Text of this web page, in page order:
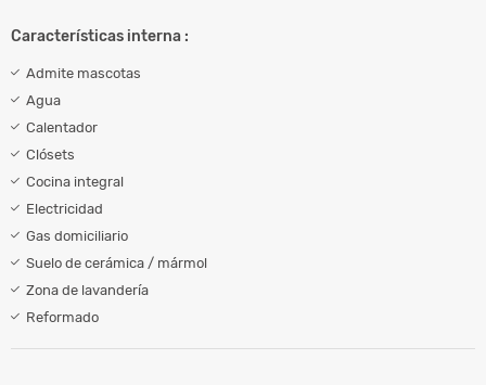
Características interna :
Admite mascotas
Agua
Calentador
Clósets
Cocina integral
Electricidad
Gas domiciliario
Suelo de cerámica / mármol
Zona de lavandería
Reformado